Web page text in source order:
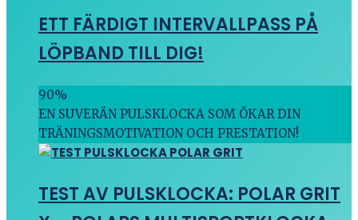
ETT FÄRDIGT INTERVALLPASS PÅ
LÖPBAND TILL DIG!
90%
EN SUVERÄN PULSKLOCKA SOM ÖKAR DIN
TRÄNINGSMOTIVATION OCH PRESTATION!
TEST AV PULSKLOCKA: POLAR GRIT